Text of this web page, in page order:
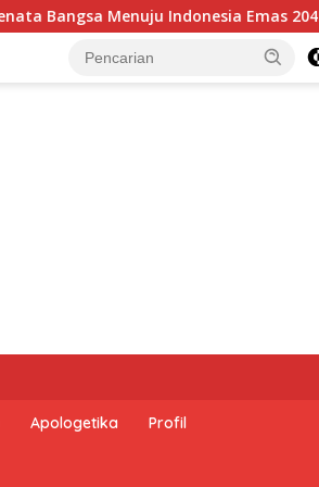
Pemerintah Indonesia dan
Apologetika Profil